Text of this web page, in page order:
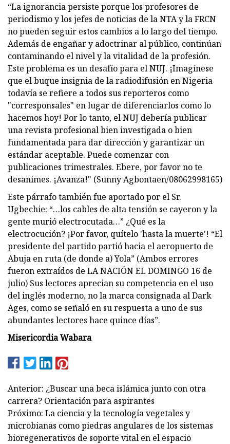
“La ignorancia persiste porque los profesores de
periodismo y los jefes de noticias de la NTA y la FRCN
no pueden seguir estos cambios a lo largo del tiempo.
Además de engañar y adoctrinar al público, continúan
contaminando el nivel y la vitalidad de la profesión.
Este problema es un desafío para el NUJ. ¡Imagínese
que el buque insignia de la radiodifusión en Nigeria
todavía se refiere a todos sus reporteros como
"corresponsales" en lugar de diferenciarlos como lo
hacemos hoy! Por lo tanto, el NUJ debería publicar
una revista profesional bien investigada o bien
fundamentada para dar dirección y garantizar un
estándar aceptable. Puede comenzar con
publicaciones trimestrales. Ebere, por favor no te
desanimes. ¡Avanza!" (Sunny Agbontaen/08062998165)
Este párrafo también fue aportado por el Sr.
Ugbechie: “…los cables de alta tensión se cayeron y la
gente murió electrocutada…” ¿Qué es la
electrocución? ¡Por favor, quítelo 'hasta la muerte'! “El
presidente del partido partió hacia el aeropuerto de
Abuja en ruta (de donde a) Yola” (Ambos errores
fueron extraídos de LA NACIÓN EL DOMINGO 16 de
julio) Sus lectores aprecian su competencia en el uso
del inglés moderno, no la marca consignada al Dark
Ages, como se señaló en su respuesta a uno de sus
abundantes lectores hace quince días”.
Misericordia Wabara
Anterior: ¿Buscar una beca islámica junto con otra
carrera? Orientación para aspirantes
Próximo: La ciencia y la tecnología vegetales y
microbianas como piedras angulares de los sistemas
bioregenerativos de soporte vital en el espacio